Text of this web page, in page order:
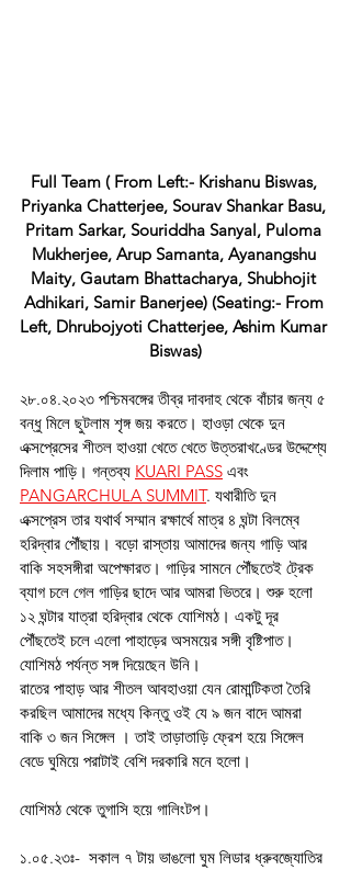
Full Team ( From Left:- Krishanu Biswas,
Priyanka Chatterjee, Sourav Shankar Basu,
Pritam Sarkar, Souriddha Sanyal, Puloma
Mukherjee, Arup Samanta, Ayanangshu
Maity, Gautam Bhattacharya, Shubhojit
Adhikari, Samir Banerjee) (Seating:- From
Left, Dhrubojyoti Chatterjee, Ashim Kumar
Biswas)
২৮.০৪.২০২৩ পশ্চিমবঙ্গের তীব্র দাবদাহ থেকে বাঁচার জন্য ৫
বন্ধু মিলে ছুটলাম শৃঙ্গ জয় করতে। হাওড়া থেকে দুন
এক্সপ্রেসের শীতল হাওয়া খেতে খেতে উত্তরাখণ্ডের উদ্দেশ্যে
দিলাম পাড়ি। গন্তব্য KUARI PASS এবং
PANGARCHULA SUMMIT. যথারীতি দুন
এক্সপ্রেস তার যথার্থ সম্মান রক্ষার্থে মাত্র ৪ ঘন্টা বিলম্বে
হরিদ্বার পৌঁছায়। বড়ো রাস্তায় আমাদের জন্য গাড়ি আর
বাকি সহসঙ্গীরা অপেক্ষারত। গাড়ির সামনে পৌঁছতেই ট্রেক
ব্যাগ চলে গেল গাড়ির ছাদে আর আমরা ভিতরে। শুরু হলো
১২ ঘন্টার যাত্রা হরিদ্বার থেকে যোশিমঠ। একটু দূর
পৌঁছতেই চলে এলো পাহাড়ের অসময়ের সঙ্গী বৃষ্টিপাত।
যোশিমঠ পর্যন্ত সঙ্গ দিয়েছেন উনি।
রাতের পাহাড় আর শীতল আবহাওয়া যেন রোমান্টিকতা তৈরি
করছিল আমাদের মধ্যে কিন্তু ওই যে ৯ জন বাদে আমরা
বাকি ৩ জন সিঙ্গেল । তাই তাড়াতাড়ি ফ্রেশ হয়ে সিঙ্গেল
বেডে ঘুমিয়ে পরাটাই বেশি দরকারি মনে হলো।
যোশিমঠ থেকে তুগাসি হয়ে গালিংটপ।
১.০৫.২৩ঃ-  সকাল ৭ টায় ভাঙলো ঘুম লিডার ধ্রুবজ্যোতির